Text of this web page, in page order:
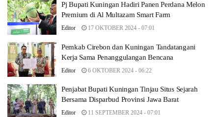
Pj Bupati Kuningan Hadiri Panen Perdana Melon
Premium di Al Multazam Smart Farm
Editor 17 OKTOBER 2024 - 07:01
Pemkab Cirebon dan Kuningan Tandatangani
Kerja Sama Penanggulangan Bencana
Editor 6 OKTOBER 2024 - 06:22
Penjabat Bupati Kuningan Tinjau Situs Sejarah
Bersama Disparbud Provinsi Jawa Barat
Editor 11 SEPTEMBER 2024 - 07:01